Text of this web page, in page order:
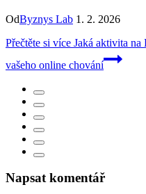
OdByznys Lab 1. 2. 2026
Přečtěte si více Jaká aktivita na
vašeho online chování
Napsat komentář